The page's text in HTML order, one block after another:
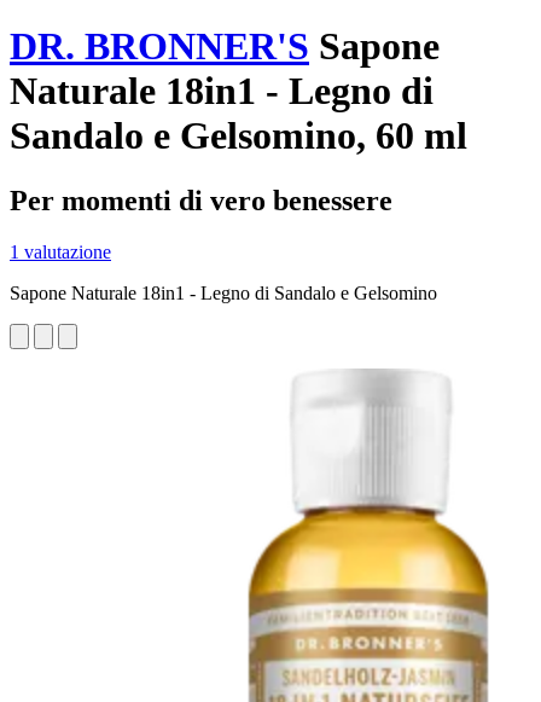
DR. BRONNER'S Sapone
Naturale 18in1 - Legno di
Sandalo e Gelsomino, 60 ml
Per momenti di vero benessere
1 valutazione
Sapone Naturale 18in1 - Legno di Sandalo e Gelsomino